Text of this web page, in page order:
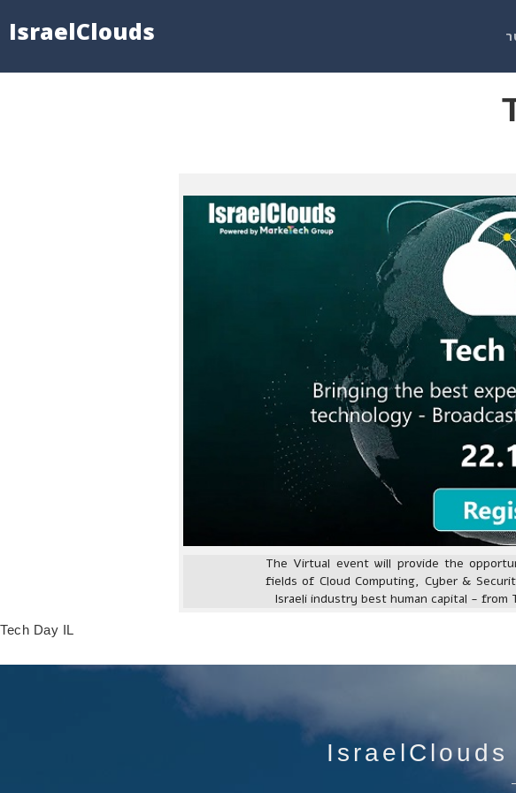
IsraelClouds
The Virtual event will provide the
fields of Cloud Computing, Cyber &
Israeli industry best human capital - from
Tech Day IL